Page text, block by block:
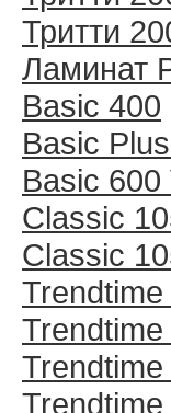
Тритти
Ламинат
Basic 400
Basic
Basic 600
Classic
Classic
Trendtime
Trendtime
Trendtime
Trendtime